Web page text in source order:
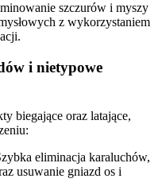
szczurów i myszy
z wykorzystaniem
i nietypowe
biegające oraz latające,
eliminacja karaluchów,
usuwanie gniazd os i